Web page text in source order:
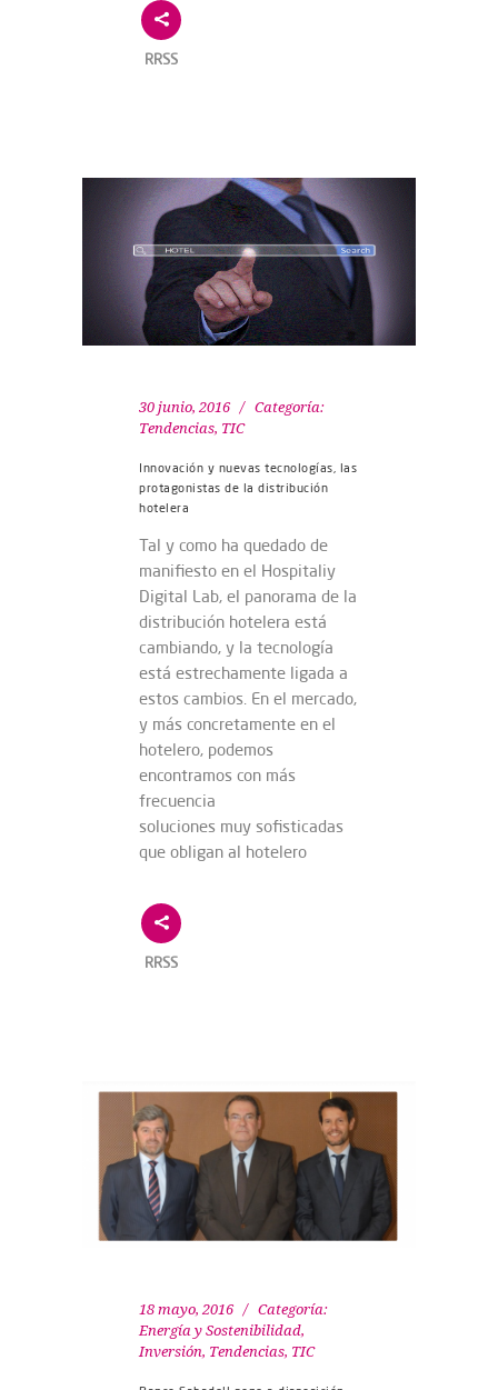
RRSS
30 junio, 2016
Categoría:
Tendencias, TIC
Innovación y nuevas tecnologías, las
protagonistas de la distribución
hotelera
Tal y como ha quedado de
manifiesto en el Hospitaliy
Digital Lab, el panorama de la
distribución hotelera está
cambiando, y la tecnología
está estrechamente ligada a
estos cambios. En el mercado,
y más concretamente en el
hotelero, podemos
encontramos con más
frecuencia
soluciones muy sofisticadas
que obligan al hotelero
RRSS
18 mayo, 2016
Categoría:
Energía y Sostenibilidad,
Inversión, Tendencias, TIC